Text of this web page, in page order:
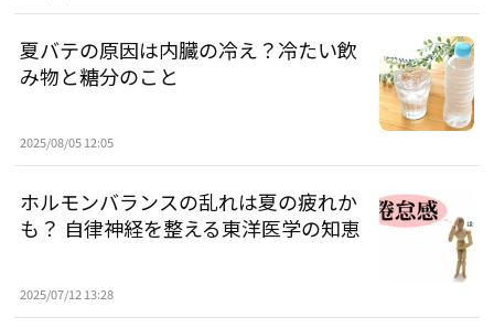
夏バテの原因は内臓の冷え？冷たい飲
み物と糖分のこと
2025/08/05 12:05
ホルモンバランスの乱れは夏の疲れか
も？ 自律神経を整える東洋医学の知恵
2025/07/12 13:28